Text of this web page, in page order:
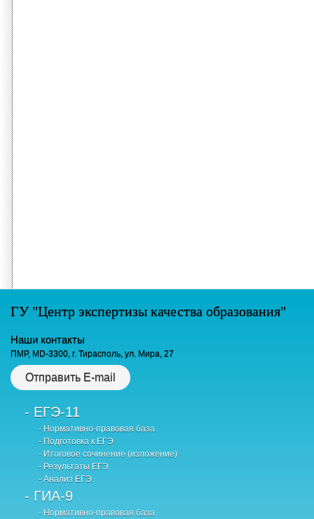
ГУ "Центр экспертизы качества образования"
Наши контакты
ПМР, MD-3300, г. Тирасполь, ул. Мира, 27
Отправить E-mail
- ЕГЭ-11
- Нормативно-правовая база
- Подготовка к ЕГЭ
- Итоговое сочинение (изложение)
- Результаты ЕГЭ
- Анализ ЕГЭ
- ГИА-9
- Нормативно-правовая база